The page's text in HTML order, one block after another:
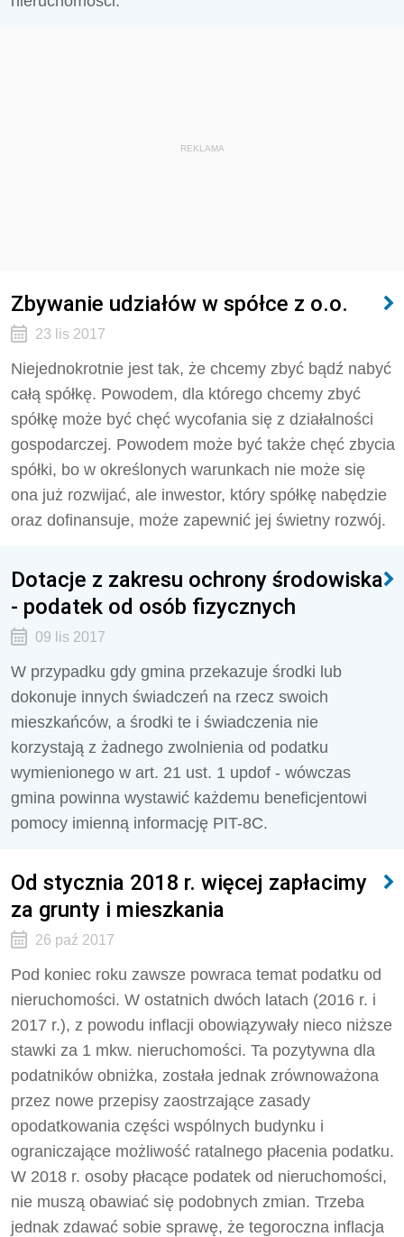
REKLAMA
Zbywanie udziałów w spółce z o.o.
23 lis 2017
Niejednokrotnie jest tak, że chcemy zbyć bądź nabyć
całą spółkę. Powodem, dla którego chcemy zbyć
spółkę może być chęć wycofania się z działalności
gospodarczej. Powodem może być także chęć zbycia
spółki, bo w określonych warunkach nie może się
ona już rozwijać, ale inwestor, który spółkę nabędzie
oraz dofinansuje, może zapewnić jej świetny rozwój.
Dotacje z zakresu ochrony środowiska
- podatek od osób fizycznych
09 lis 2017
W przypadku gdy gmina przekazuje środki lub
dokonuje innych świadczeń na rzecz swoich
mieszkańców, a środki te i świadczenia nie
korzystają z żadnego zwolnienia od podatku
wymienionego w art. 21 ust. 1 updof - wówczas
gmina powinna wystawić każdemu beneficjentowi
pomocy imienną informację PIT-8C.
Od stycznia 2018 r. więcej zapłacimy
za grunty i mieszkania
26 paź 2017
Pod koniec roku zawsze powraca temat podatku od
nieruchomości. W ostatnich dwóch latach (2016 r. i
2017 r.), z powodu inflacji obowiązywały nieco niższe
stawki za 1 mkw. nieruchomości. Ta pozytywna dla
podatników obniżka, została jednak zrównoważona
przez nowe przepisy zaostrzające zasady
opodatkowania części wspólnych budynku i
ograniczające możliwość ratalnego płacenia podatku.
W 2018 r. osoby płacące podatek od nieruchomości,
nie muszą obawiać się podobnych zmian. Trzeba
jednak zdawać sobie sprawę, że tegoroczna inflacja